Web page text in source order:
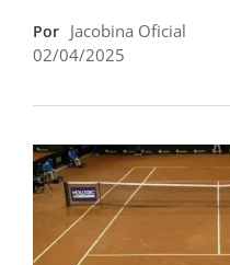
Por Jacobina Oficial
02/04/2025